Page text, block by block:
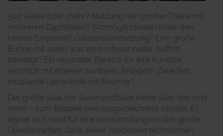
500 Gäste oder mehr? Nutzung der großen Theke mit
mehreren Zapfstellen? Sitzmöglichkeiten unter den
beiden Emporen? Garderobennutzung? Eine große
Bühne mit allem was ein professioneller Auftritt
benötigt? Ein separater Bereich für ihre Künstler,
natürlich mit eigenen sanitären Anlagen? Zwei fest
installierte Leinwände mit Beamer?
Der große Saal der Sauerlandhalle bietet alles das und
mehr – zum Beispiel eine ausgezeichnete Akustik. Er
eignet sich ideal für ihre Versammlungen oder große
Gesellschaften. Dank seiner modernen technischen